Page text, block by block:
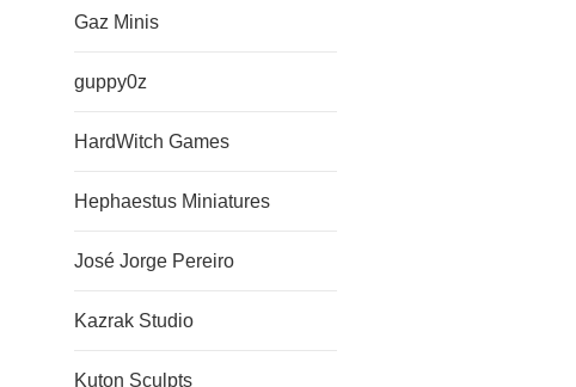
Gaz Minis
guppy0z
HardWitch Games
Hephaestus Miniatures
José Jorge Pereiro
Kazrak Studio
Kuton Sculpts